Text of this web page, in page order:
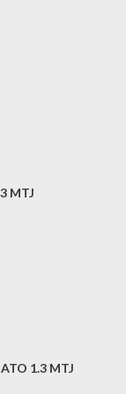
MTJ
1.3 MTJ